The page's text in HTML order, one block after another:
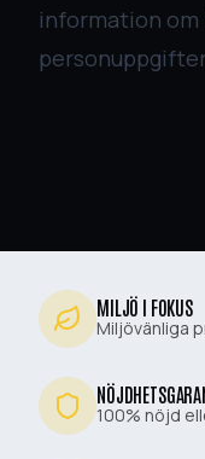
information om
MILJÖ I FOKUS
Miljövänliga
100% nöjd